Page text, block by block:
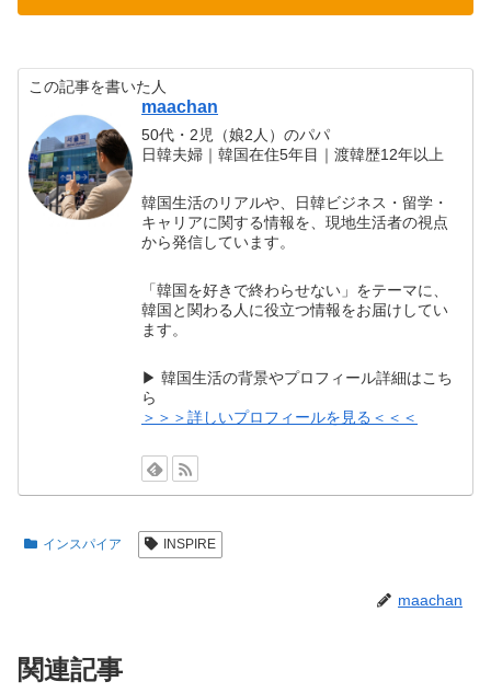
この記事を書いた人
maachan
50代・2児（娘2人）のパパ
日韓夫婦｜韓国在住5年目｜渡韓歴12年以上
韓国生活のリアルや、日韓ビジネス・留学・
キャリアに関する情報を、現地生活者の視点
から発信しています。
「韓国を好きで終わらせない」をテーマに、
韓国と関わる人に役立つ情報をお届けしてい
ます。
▶ 韓国生活の背景やプロフィール詳細はこち
ら
＞＞＞詳しいプロフィールを見る＜＜＜
インスパイア INSPIRE
maachan
関連記事